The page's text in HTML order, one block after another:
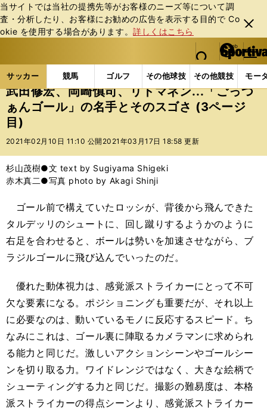
当サイトでは当社の提携先等がお客様のニーズ等について調
査・分析したり、お客様にお勧めの広告を表⽰する⽬的で Co
okie を使⽤する場合があります。詳しくはこちら
閉じ
る
web Sportiva (webスポルティーバ)
検索
マイペ
ー
ジ
メニュ
サッカー 競馬 ゴルフ その他球技 その他競技 モー
ス
ポ
ル
テ
ー
バ
サッカーの記事一覧 海外サッカー 海外サッカー
武田修宏、岡崎慎司、リトマネン...「ごっつ
ぁんゴール」の名手とそのスゴさ (3ページ
目)
2021年02月10日 11:10 公開 2021年03月17日 18:58 更新
杉山茂樹●文 text by Sugiyama Shigeki
赤木真二●写真 photo by Akagi Shinji
ゴール前で構えていたロッシが、背後から飛んできた
タルデッリのシュートに、回し蹴りするようかのように
右足を合わせると、ボールは勢いを加速させながら、ブ
ラジルゴールに飛び込んでいったのだ。
優れた動体視力は、感覚派ストライカーにとって不可
欠な要素になる。ポジショニングも重要だが、それ以上
に必要なのは、動いているモノに反応するスピード。ち
なみにこれは、ゴール裏に陣取るカメラマンに求められ
る能力と同じだ。激しいアクションシーンやゴールシー
ンを切り取る力。ワイドレンジではなく、大きな絵柄で
シューティングする力と同じだ。撮影の難易度は、本格
派ストライカーの得点シーンより、感覚派ストライカー